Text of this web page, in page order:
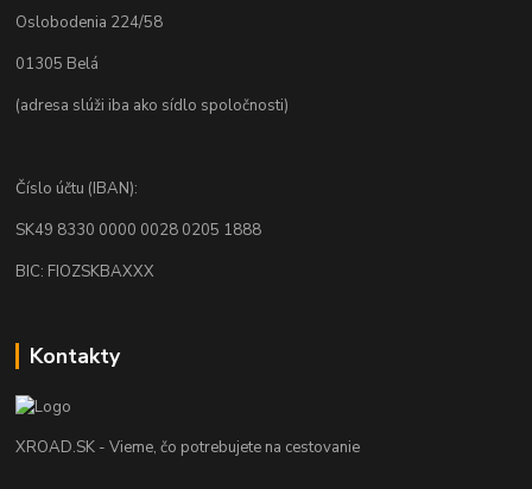
Oslobodenia 224/58
01305 Belá
(adresa slúži iba ako sídlo spoločnosti)
Číslo účtu (IBAN):
SK49 8330 0000 0028 0205 1888
BIC: FIOZSKBAXXX
Kontakty
XROAD.SK - Vieme, čo potrebujete na cestovanie